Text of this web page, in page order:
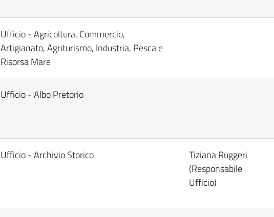
Ufficio - Agricoltura, Commercio,
Artigianato, Agriturismo, Industria, Pesca e
Risorsa Mare
Ufficio - Albo Pretorio
Ufficio - Archivio Storico
Tiziana Ruggeri
(Responsabile
Ufficio)